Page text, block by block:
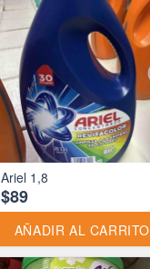
Ariel 1,8
$89
AÑADIR AL CARRITO